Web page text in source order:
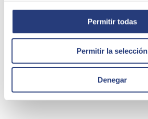
Permitir todas
Permitir la selección
Denegar